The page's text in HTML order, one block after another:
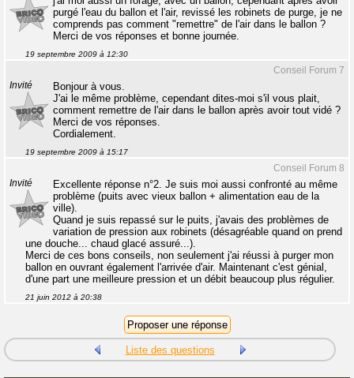
purgé l'eau du ballon et l'air, revissé les robinets de purge, je ne
comprends pas comment "remettre" de l'air dans le ballon ?
Merci de vos réponses et bonne journée.
19 septembre 2009 à 12:30
Conseil Forum 7
Invité
Bonjour à vous.
J'ai le même problème, cependant dites-moi s'il vous plait,
comment remettre de l'air dans le ballon après avoir tout vidé ?
Merci de vos réponses.
Cordialement.
19 septembre 2009 à 15:17
Conseil Forum 8
Invité
Excellente réponse n°2. Je suis moi aussi confronté au même
problème (puits avec vieux ballon + alimentation eau de la
ville).
Quand je suis repassé sur le puits, j'avais des problèmes de
variation de pression aux robinets (désagréable quand on prend
une douche... chaud glacé assuré...).
Merci de ces bons conseils, non seulement j'ai réussi à purger mon
ballon en ouvrant également l'arrivée d'air. Maintenant c'est génial,
d'une part une meilleure pression et un débit beaucoup plus régulier.
21 juin 2012 à 20:38
Liste des questions